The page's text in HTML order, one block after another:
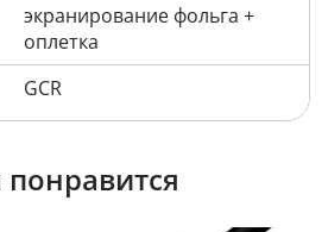
экранирование фольга +
оплетка
GCR